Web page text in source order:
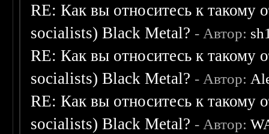
RE: Как вы относитесь к такому
socialists) Black Metal? - Автор:
RE: Как вы относитесь к такому
socialists) Black Metal? - Автор:
RE: Как вы относитесь к такому
socialists) Black Metal? - Автор: